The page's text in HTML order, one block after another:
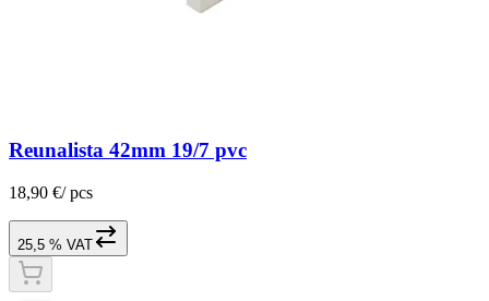
Reunalista 42mm 19/7 pvc
18,90 €/ pcs
25,5 % VAT